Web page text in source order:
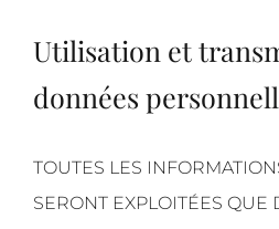
Utilisation et
données
TOUTES LES
SERONT EXPLOITÉES QUE